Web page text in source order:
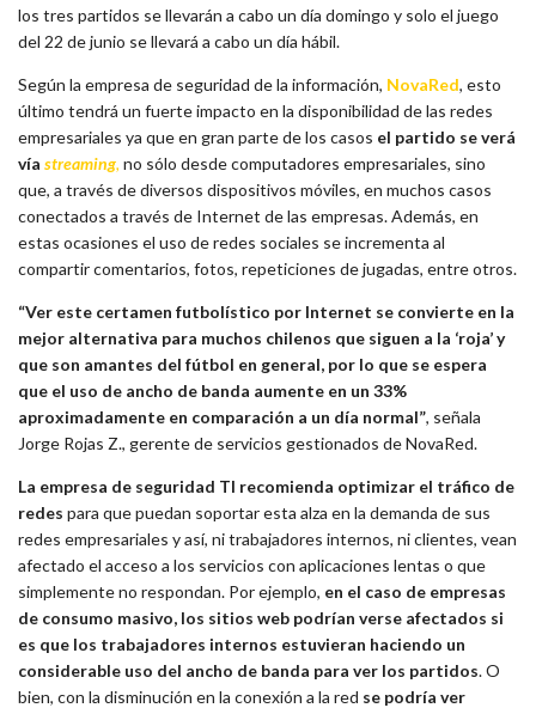
los tres partidos se llevarán a cabo un día domingo y solo el juego
del 22 de junio se llevará a cabo un día hábil.
Según la empresa de seguridad de la información, NovaRed, esto
último tendrá un fuerte impacto en la disponibilidad de las redes
empresariales ya que en gran parte de los casos el partido se verá
vía streaming, no sólo desde computadores empresariales, sino
que, a través de diversos dispositivos móviles, en muchos casos
conectados a través de Internet de las empresas. Además, en
estas ocasiones el uso de redes sociales se incrementa al
compartir comentarios, fotos, repeticiones de jugadas, entre otros.
“Ver este certamen futbolístico por Internet se convierte en la
mejor alternativa para muchos chilenos que siguen a la ‘roja’ y
que son amantes del fútbol en general, por lo que se espera
que el uso de ancho de banda aumente en un 33%
aproximadamente en comparación a un día normal”, señala
Jorge Rojas Z., gerente de servicios gestionados de NovaRed.
La empresa de seguridad TI recomienda optimizar el tráfico de
redes para que puedan soportar esta alza en la demanda de sus
redes empresariales y así, ni trabajadores internos, ni clientes, vean
afectado el acceso a los servicios con aplicaciones lentas o que
simplemente no respondan. Por ejemplo, en el caso de empresas
de consumo masivo, los sitios web podrían verse afectados si
es que los trabajadores internos estuvieran haciendo un
considerable uso del ancho de banda para ver los partidos. O
bien, con la disminución en la conexión a la red se podría ver